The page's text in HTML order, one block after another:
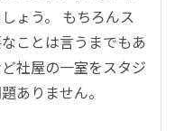
ょう。 もちろんス
ことは言うまでもあ
社屋の一室をスタジ
ありません。